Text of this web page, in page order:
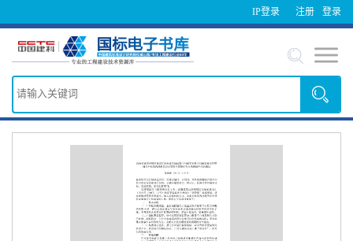
IP登录 登录
注册